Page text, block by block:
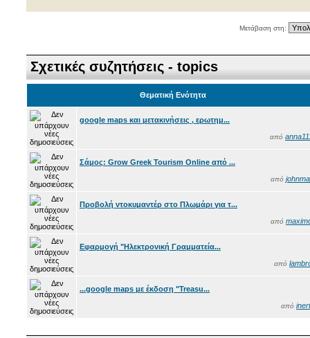
Μετάβαση στη:
Σχετικές συζητήσεις - topics
Θεματική Ενότητα
google maps και μετακινήσεις , ερωτημ...
από
Σάμος: Grow Greek Tourism Online από ...
από
Προβολή ντοκυμαντέρ στο Πλωμάρι για τ...
από
Εφαρμογή "Ηλεκτρονική Γραμματεία...
από
...google maps με έκδοση "Treasu...
από